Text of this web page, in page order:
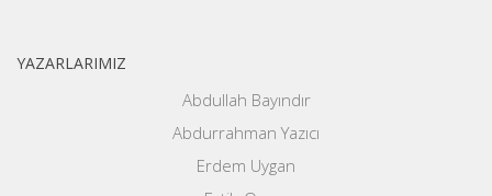
YAZARLARIMIZ
Abdullah Bayındır
Abdurrahman Yazıcı
Erdem Uygan